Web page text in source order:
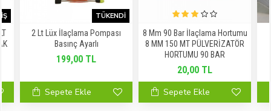
TÜKENDI
2 Lt Lüx İlaçlama Pompası
Basınç Ayarlı
199,00 TL
Sepete Ekle
8 Mm 90 Bar İlaçlama Hortumu
8 MM 150 MT PÜLVERİZATÖR
HORTUMU 90 BAR
20,00 TL
Sepete Ekle